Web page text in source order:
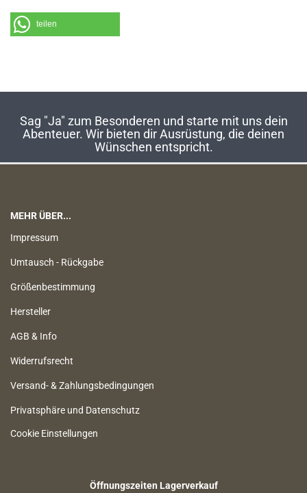
teilen
Sag "Ja" zum Besonderen und starte mit uns dein
Abenteuer. Wir bieten dir Ausrüstung, die deinen
Wünschen entspricht.
MEHR ÜBER...
Impressum
Umtausch - Rückgabe
Größenbestimmung
Hersteller
AGB & Info
Widerrufsrecht
Versand- & Zahlungsbedingungen
Privatsphäre und Datenschutz
Cookie Einstellungen
Öffnungszeiten Lagerverkauf